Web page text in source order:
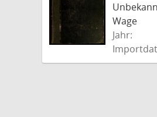
Wage
Jahr: